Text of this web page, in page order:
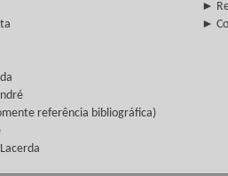
►
►
referência bibliográfica)